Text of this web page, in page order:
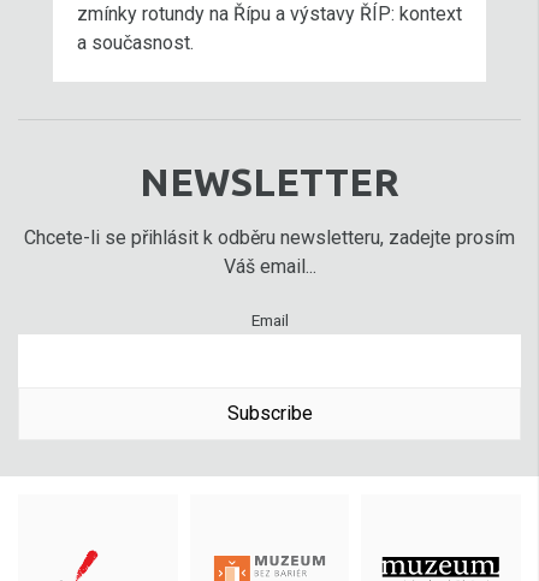
zmínky rotundy na Řípu a výstavy ŘÍP: kontext
a současnost.
NEWSLETTER
Chcete-li se přihlásit k odběru newsletteru, zadejte prosím
Váš email...
Email
Subscribe